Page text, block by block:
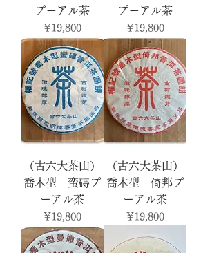
プーアル茶
Price
¥19,800
プーアル茶
Price
¥19,800
（古六大茶山）
喬木型 蛮磚プ
ーアル茶
Price
¥19,800
（古六大茶山）
喬木型 倚邦プ
ーアル茶
Price
¥19,800